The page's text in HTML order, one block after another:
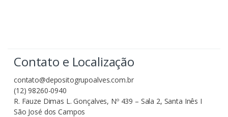
Contato e Localização
contato@depositogrupoalves.com.br
(12) 98260-0940
R. Fauze Dimas L. Gonçalves, Nº 439 – Sala 2, Santa Inês I
São José dos Campos